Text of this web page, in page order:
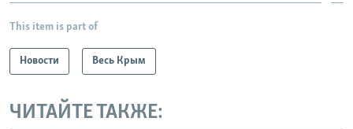
This item is part of
Новости Весь Крым
ЧИТАЙТЕ ТАКЖЕ: